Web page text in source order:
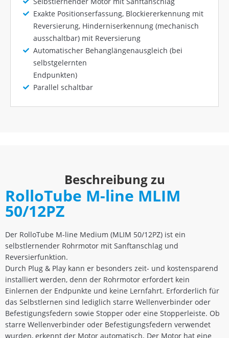
Exakte Positionserfassung, Blockiererkennung mit
Reversierung, Hinderniserkennung (mechanisch
ausschaltbar) mit Reversierung
Automatischer Behanglängenausgleich (bei
selbstgelernten
Endpunkten)
Parallel schaltbar
Beschreibung zu
RolloTube M-line MLIM
50/12PZ
Der RolloTube M-line Medium (MLIM 50/12PZ) ist ein
selbstlernender Rohrmotor mit Sanftanschlag und
Reversierfunktion.
Durch Plug & Play kann er besonders zeit- und kostensparend
installiert werden, denn der Rohrmotor erfordert kein
Einlernen der Endpunkte und keine Lernfahrt. Erforderlich für
das Selbstlernen sind lediglich starre Wellenverbinder oder
Befestigungsfedern sowie Stopper oder eine Stopperleiste. Ob
starre Wellenverbinder oder Befestigungsfedern verwendet
wurden, erkennt der Motor automatisch. Der Motor hat eine